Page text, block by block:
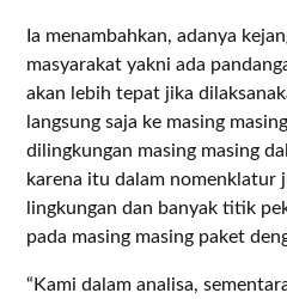
Ia menambahkan, adanya
masyarakat yakni ada
akan lebih tepat jika
langsung saja ke masing
dilingkungan masing masing
karena itu dalam nomenklatur
lingkungan dan banyak titik
pada masing masing paket
“Kami dalam analisa,